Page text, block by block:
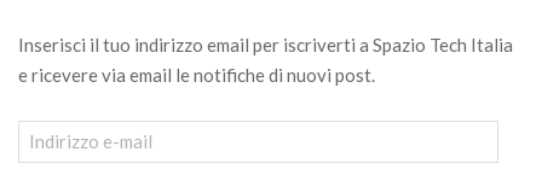
Inserisci il tuo indirizzo email per iscriverti a Spazio Tech Italia
e ricevere via email le notifiche di nuovi post.
Indirizzo
e-